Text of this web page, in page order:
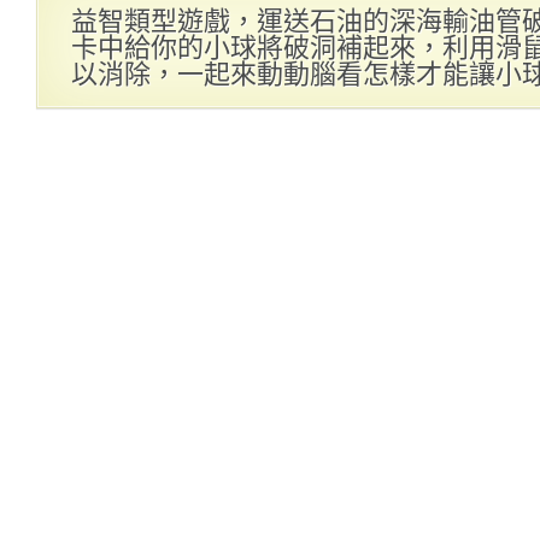
益智類型遊戲，運送石油的深海輸油管
卡中給你的小球將破洞補起來，利用滑
以消除，一起來動動腦看怎樣才能讓小